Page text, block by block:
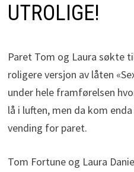
UTROLIGE!
Paret Tom og Laura søkte
roligere versjon av låten
under hele framførelsen
lå i luften, men da kom
vending for paret.
Tom Fortune og Laura